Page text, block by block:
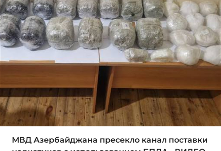
МВД Азербайджана пресекло канал поставки